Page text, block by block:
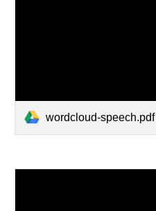
wordcloud-speech.pdf